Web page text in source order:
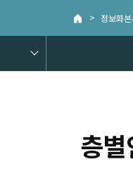
> 정보화
층